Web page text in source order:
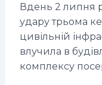
Вдень 2 липня
удару трьома
цивільній
влучила в
комплексу